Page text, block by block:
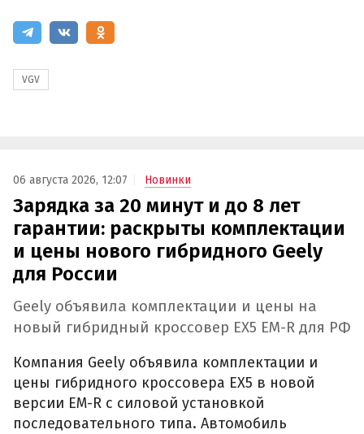
VGV
06 августа 2026, 12:07 Новинки
Зарядка за 20 минут и до 8 лет
гарантии: раскрыты комплектации
и цены нового гибридного Geely
для России
Geely объявила комплектации и цены на
новый гибридный кроссовер EX5 EM-R для РФ
Компания Geely объявила комплектации и
цены гибридного кроссовера EX5 в новой
версии EM-R с силовой установкой
последовательного типа. Автомобиль